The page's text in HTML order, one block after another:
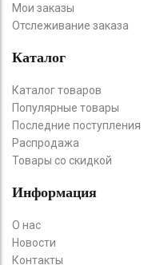
Мои заказы
Отслеживание заказа
Каталог
Каталог товаров
Популярные товары
Последние поступления
Распродажа
Товары со скидкой
Информация
О нас
Новости
Контакты